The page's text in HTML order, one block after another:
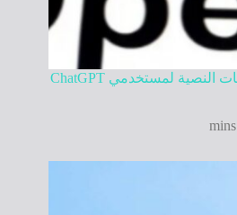
أوبن إيه آي تلغي قيود المحادثات النصية لمستخدمي ChatGPT